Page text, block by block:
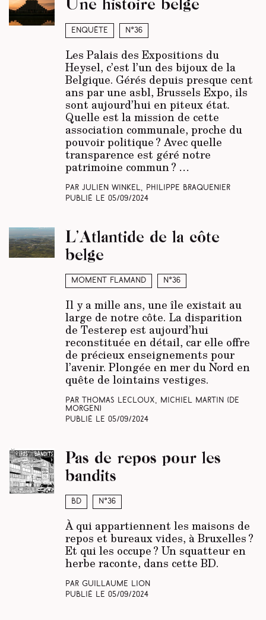
Enquête N°36
Les Palais des Expositions du
Heysel, c’est l’un des bijoux de la
Belgique. Gérés depuis presque cent
ans par une asbl, Brussels Expo, ils
sont aujourd’hui en piteux état.
Quelle est la mission de cette
association communale, proche du
pouvoir politique ? Avec quelle
transparence est géré notre
patrimoine commun ? …
Par Julien Winkel, Philippe Braquenier
Publié le 05/09/2024
Moment Flamand N°36
L’Atlantide de la côte
belge
Il y a mille ans, une île existait au
large de notre côte. La disparition
de Testerep est aujourd’hui
reconstituée en détail, car elle offre
de précieux enseignements pour
l’avenir. Plongée en mer du Nord en
quête de lointains vestiges.
Par Thomas Lecloux, Michiel Martin (De
Morgen)
Publié le 05/09/2024
BD N°36
Pas de repos pour les
bandits
À qui appartiennent les maisons de
repos et bureaux vides, à Bruxelles ?
Et qui les occupe ? Un squatteur en
herbe raconte, dans cette BD.
Par Guillaume Lion
Publié le 05/09/2024